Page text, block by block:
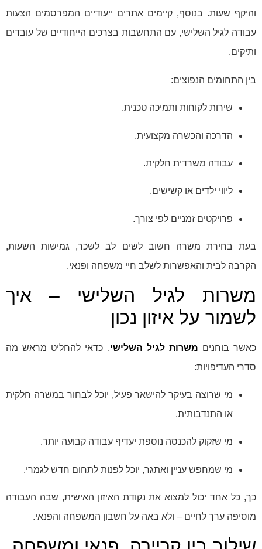
והיקף שעות. בנוסף, קיימים אתרים ייעודיים המפרסמים הצעות
עבודה לגיל השלישי, עם התחשבות בצרכים הייחודיים של עובדים
ותיקים.
בין התחומים הנפוצים:
שירות לקוחות ותמיכה טכנית.
הדרכה והכשרה מקצועית.
עבודה משרדית חלקית.
ליווי ילדים או קשישים.
פרויקטים זמניים לפי צורך.
בעת בחירת משרה חשוב לשים לב לשכר, גמישות השעות,
הקרבה לבית והאפשרות לשלב חיי משפחה ופנאי.
משרות לגיל השלישי – איך
לשמור על איזון נכון
כאשר בוחנים משרות לגיל השלישי, כדאי להחליט מראש מה
סדרי העדיפויות:
מי שרוצה בעיקר להישאר פעיל, יוכל לבחור במשרה חלקית
או התנדבותית.
מי שזקוק להכנסה נוספת יעדיף עבודה קבועה יותר.
מי שמחפש עניין ואתגר, יוכל לפנות לתחום חדש לגמרי.
כך, כל אחד יכול למצוא את נקודת האיזון האישית, שבה העבודה
מוסיפה ערך לחיים – ולא באה על חשבון המשפחה והפנאי.